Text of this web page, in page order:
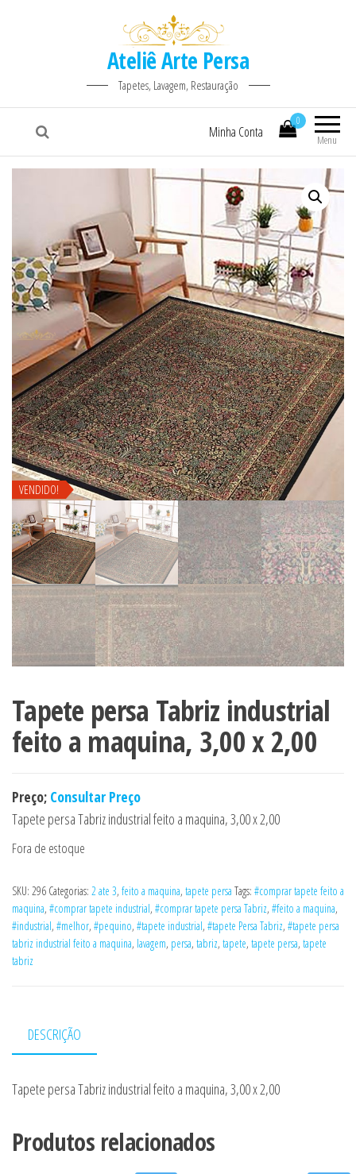
Ateliê Arte Persa
Tapetes, Lavagem, Restauração
Menu
0
Minha Conta
VENDIDO!
Tapete persa Tabriz industrial
feito a maquina, 3,00 x 2,00
Preço; Consultar Preço
Tapete persa Tabriz industrial feito a maquina, 3,00 x 2,00
Fora de estoque
SKU: 296 Categorias: 2 ate 3, feito a maquina, tapete persa Tags: #comprar tapete feito a
maquina, #comprar tapete industrial, #comprar tapete persa Tabriz, #feito a maquina,
#industrial, #melhor, #pequino, #tapete industrial, #tapete Persa Tabriz, #tapete persa
tabriz industrial feito a maquina, lavagem, persa, tabriz, tapete, tapete persa, tapete
tabriz
DESCRIÇÃO
Tapete persa Tabriz industrial feito a maquina, 3,00 x 2,00
Produtos relacionados